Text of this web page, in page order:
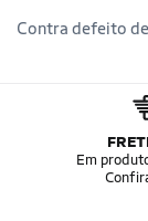
Contra defeito
Em